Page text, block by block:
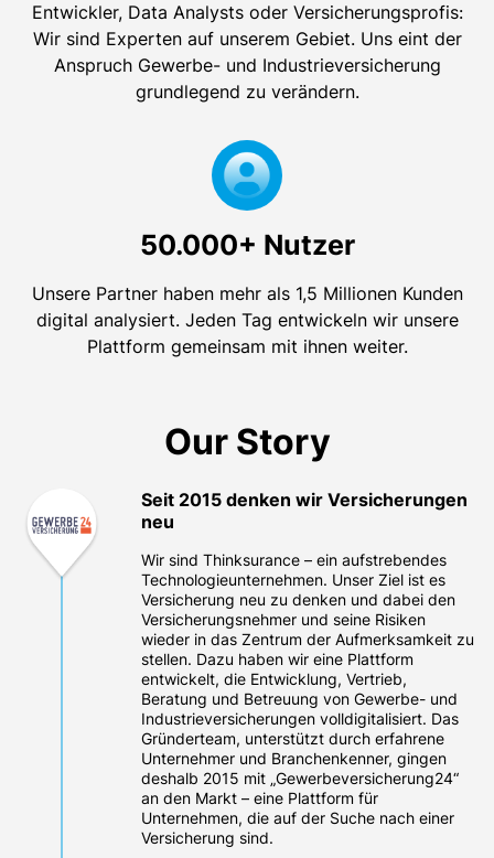
Entwickler, Data Analysts oder Versicherungsprofis:
Wir sind Experten auf unserem Gebiet. Uns eint der
Anspruch Gewerbe- und Industrieversicherung
grundlegend zu verändern.
50.000+ Nutzer
Unsere Partner haben mehr als 1,5 Millionen Kunden
digital analysiert. Jeden Tag entwickeln wir unsere
Plattform gemeinsam mit ihnen weiter.
Our Story
Seit 2015 denken wir Versicherungen
neu
Wir sind Thinksurance – ein aufstrebendes
Technologieunternehmen. Unser Ziel ist es
Versicherung neu zu denken und dabei den
Versicherungsnehmer und seine Risiken
wieder in das Zentrum der Aufmerksamkeit zu
stellen. Dazu haben wir eine Plattform
entwickelt, die Entwicklung, Vertrieb,
Beratung und Betreuung von Gewerbe- und
Industrieversicherungen volldigitalisiert. Das
Gründerteam, unterstützt durch erfahrene
Unternehmer und Branchenkenner, gingen
deshalb 2015 mit „Gewerbeversicherung24“
an den Markt – eine Plattform für
Unternehmen, die auf der Suche nach einer
Versicherung sind.